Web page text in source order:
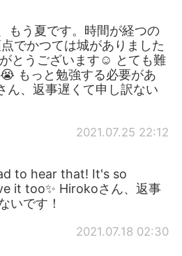
もう夏です。時間が経つの
でかつては城がありました
とうございます☺ とても難
もっと勉強する必要があ
ん、返事遅くて申し訳ない
2021.07.25 22:12
to hear that! It's so
it too✨ Hirokoさん、返事
いです！
2021.07.18 02:30